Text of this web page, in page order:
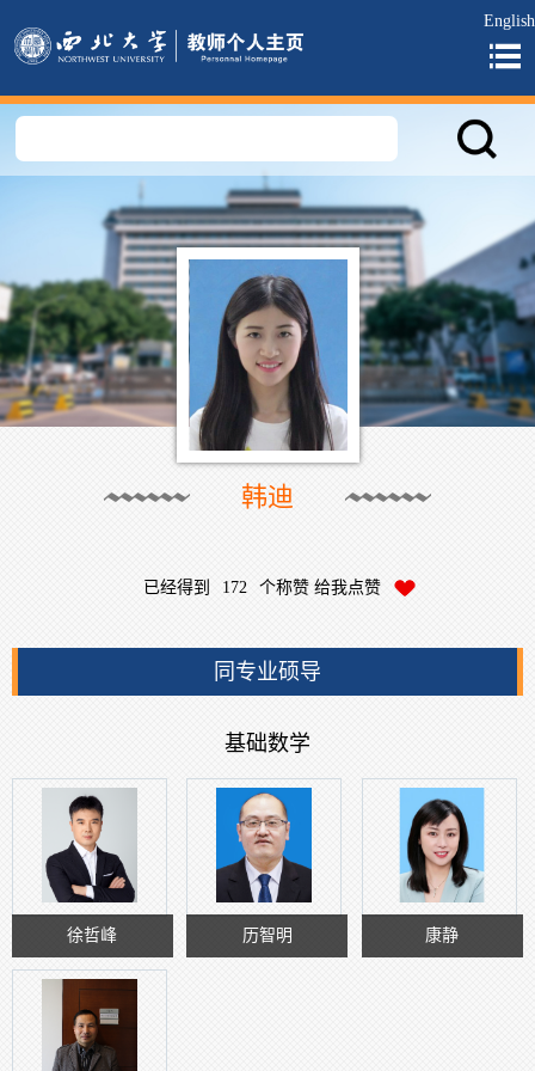
English
韩迪
已经得到 172 个称赞 给我点赞
同专业硕导
基础数学
徐哲峰 历智明 康静